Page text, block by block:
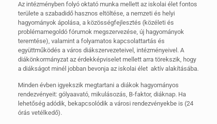
Az intézményben folyó oktató munka mellett az iskolai élet fontos
területe a szabadidő hasznos eltöltése, a nemzeti és helyi
hagyományok ápolása, a közösségfejlesztés (közéleti és
problémamegoldó fórumok megszervezése, új hagyományok
teremtése), valamint a folyamatos kapcsolattartás és
együttműködés a város diákszervezeteivel, intézményeivel. A
diákönkormányzat az érdekképviselet mellett arra törekszik, hogy
a diákságot minél jobban bevonja az iskolai élet aktív alakításába.
Minden évben igyekszik megtartani a diákok hagyományos
rendezvényeit: gólyaavató, mikulásozás, B-faktor, diáknap. Ha
lehetőség adódik, bekapcsolódik a városi rendezvényekbe is (24
órás vetélkedő).